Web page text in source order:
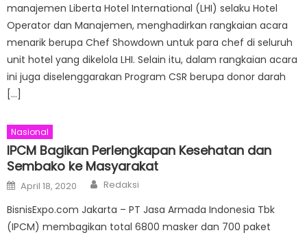
manajemen Liberta Hotel International (LHI) selaku Hotel
Operator dan Manajemen, menghadirkan rangkaian acara
menarik berupa Chef Showdown untuk para chef di seluruh
unit hotel yang dikelola LHI. Selain itu, dalam rangkaian acara
ini juga diselenggarakan Program CSR berupa donor darah
[…]
Nasional
IPCM Bagikan Perlengkapan Kesehatan dan
Sembako ke Masyarakat
Posted
on
April 18, 2020 Author
Redaksi
BisnisExpo.com Jakarta – PT Jasa Armada Indonesia Tbk
(IPCM) membagikan total 6800 masker dan 700 paket